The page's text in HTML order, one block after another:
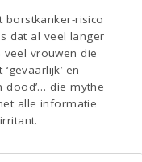
borstkanker-risico
dat al veel langer
vrouwen die
en
dood’… die mythe
alle informatie